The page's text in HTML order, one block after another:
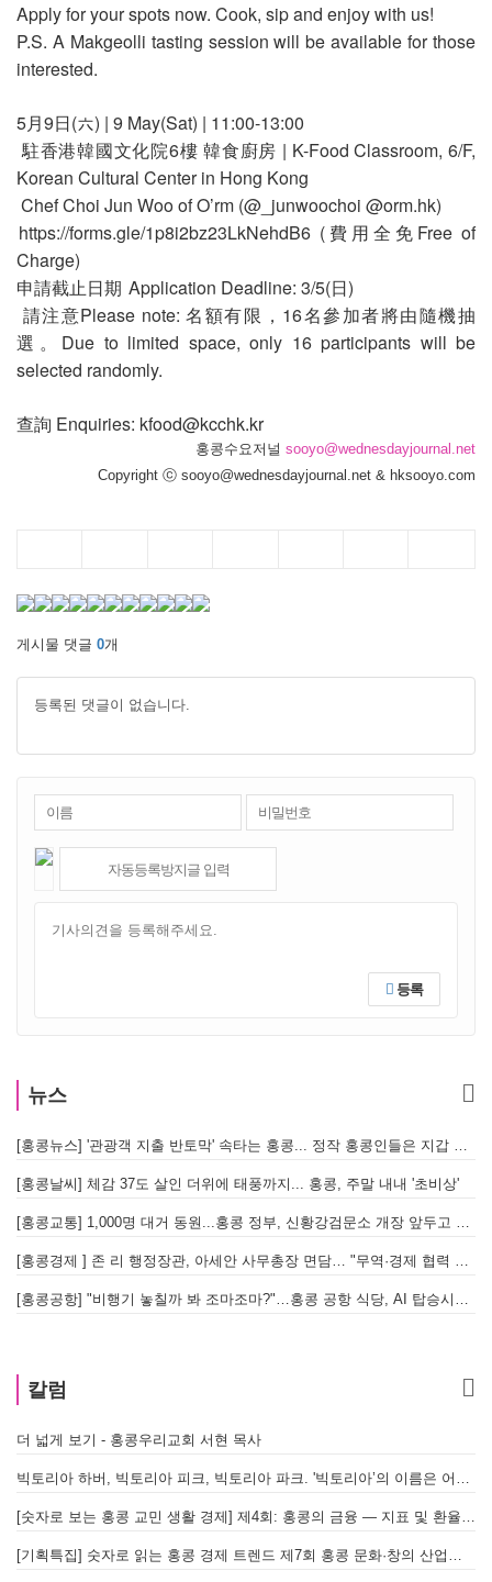
Apply for your spots now. Cook, sip and enjoy with us!
P.S. A Makgeolli tasting session will be available for those
interested.
5月9日(六) | 9 May(Sat) | 11:00-13:00
駐香港韓國文化院6樓 韓食廚房 | K-Food Classroom, 6/F,
Korean Cultural Center in Hong Kong
Chef Choi Jun Woo of O’rm (@_junwoochoi @orm.hk)
https://forms.gle/1p8i2bz23LkNehdB6 (費用全免Free of
Charge)
申請截止日期 Application Deadline: 3/5(日)
請注意Please note: 名額有限，16名參加者將由隨機抽
選。Due to limited space, only 16 participants will be
selected randomly.
查詢 Enquiries: kfood@kcchk.kr
홍콩수요저널 sooyo@wednesdayjournal.net
Copyright ⓒ sooyo@wednesdayjournal.net & hksooyo.com
게시물 댓글 0개
등록된 댓글이 없습니다.
등록
뉴스
[홍콩뉴스] '관광객 지출 반토막' 속타는 홍콩... 정작 홍콩인들은 지갑 들고 해외로?
[홍콩날씨] 체감 37도 살인 더위에 태풍까지... 홍콩, 주말 내내 '초비상'
[홍콩교통] 1,000명 대거 동원...홍콩 정부, 신황강검문소 개장 앞두고 실전 훈련 돌입
[홍콩경제 ] 존 리 행정장관, 아세안 사무총장 면담… "무역·경제 협력 한층 강화한다"
[홍콩공항] "비행기 놓칠까 봐 조마조마?"…홍콩 공항 식당, AI 탑승시간 계산해 메뉴 추천해 준다
칼럼
더 넓게 보기 - 홍콩우리교회 서현 목사
빅토리아 하버, 빅토리아 피크, 빅토리아 파크. '빅토리아’의 이름은 어떻게 온 걸까? - [이승권 원장의 생활칼럼]
[숫자로 보는 홍콩 교민 생활 경제] 제4회: 홍콩의 금융 — 지표 및 환율, MPF 운영 현황
[기획특집] 숫자로 읽는 홍콩 경제 트렌드 제7회 홍콩 문화·창의 산업의 구조와 분야별 동향